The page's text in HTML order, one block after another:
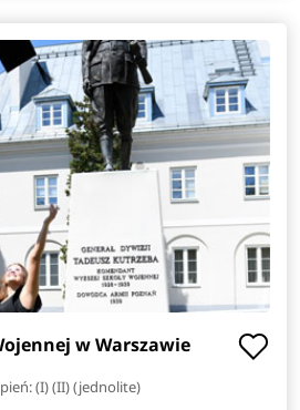
w Warszawie
(I) (II) (jednolite)